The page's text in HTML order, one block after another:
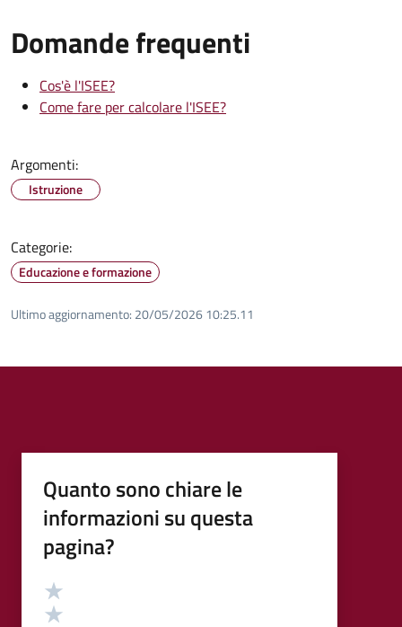
Domande frequenti
Cos'è l'ISEE?
Come fare per calcolare l'ISEE?
Argomenti:
Istruzione
Categorie:
Educazione e formazione
Ultimo aggiornamento: 20/05/2026 10:25.11
Quanto sono chiare le
informazioni su questa
pagina?
Valutazione